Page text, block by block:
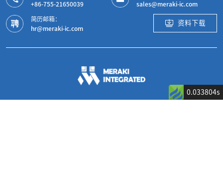
+86-755-21650039
sales@meraki-ic.com
简历邮箱：
hr@meraki-ic.com
资料下载
0.033804s